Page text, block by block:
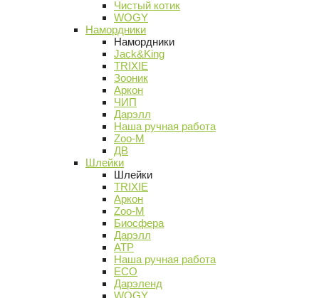
Чистый котик
WOGY
Намордники
Намордники
Jack&King
TRIXIE
Зооник
Аркон
ЧИП
Дарэлл
Наша ручная работа
Zoo-M
ДВ
Шлейки
Шлейки
TRIXIE
Аркон
Zoo-M
Биосфера
Дарэлл
АТР
Наша ручная работа
ECO
Дарэленд
WOGY